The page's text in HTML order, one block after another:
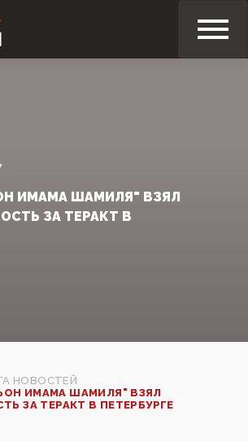
ИМАМА ШАМИЛЯ" ВЗЯЛ
ЗА ТЕРАКТ В
НОВОСТЕЙ
ИМАМА ШАМИЛЯ" ВЗЯЛ
ЗА ТЕРАКТ В ПЕТЕРБУРГЕ